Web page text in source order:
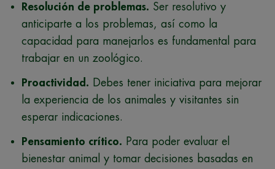
Resolución de problemas. Ser resolutivo y
anticiparte a los problemas, así como la
capacidad para manejarlos es fundamental para
trabajar en un zoológico.
Proactividad. Debes tener iniciativa para mejorar
la experiencia de los animales y visitantes sin
esperar indicaciones.
Pensamiento crítico. Para poder evaluar el
bienestar animal y tomar decisiones basadas en